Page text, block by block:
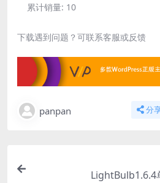
累计销量: 10
下载遇到问题？可联系客服或反馈
panpan 分
LightBulb1.6.4